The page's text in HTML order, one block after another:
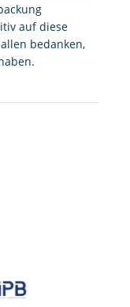
auf diese
bedanken,